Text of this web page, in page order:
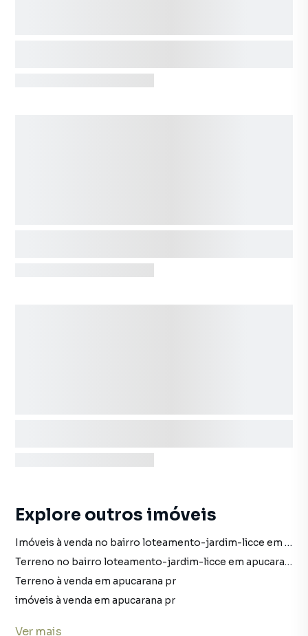
Explore outros imóveis
Imóveis à venda no bairro loteamento-jardim-licce em apucarana pr
Terreno no bairro loteamento-jardim-licce em apucarana pr
Terreno à venda em apucarana pr
imóveis à venda em apucarana pr
Ver mais